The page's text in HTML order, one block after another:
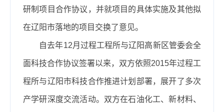
研制项目合作协议，并就项目的具体实施及其他拟
在辽阳市落地的项目交换了意见。
自去年12月过程工程所与辽阳高新区管委会全
面科技合作协议签署以来，双方依照2015年过程工
程所与辽阳市科技合作推进计划部署，展开了多次
产学研深度交流活动。双方在石油化工、新材料、